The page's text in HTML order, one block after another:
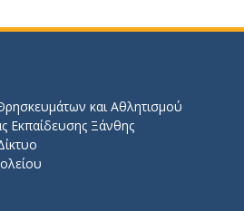
και Αθλητισμού
Εκπαίδευσης Ξάνθης